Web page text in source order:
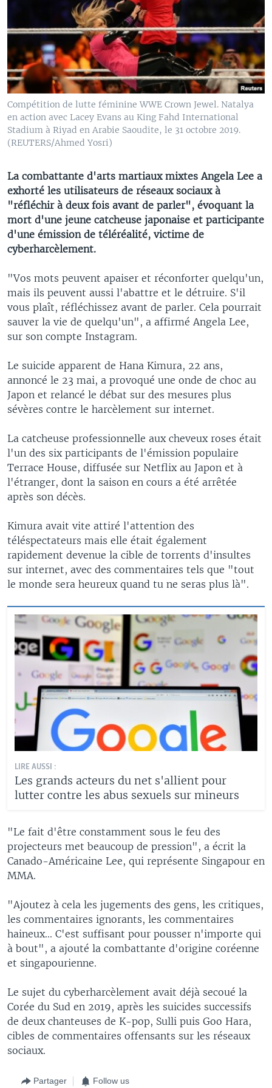
Compétition de lutte féminine WWE Crown Jewel. Natalya
en action avec Lacey Evans au King Fahd International
Stadium à Riyad en Arabie Saoudite, le 31 octobre 2019.
(REUTERS/Ahmed Yosri)
La combattante d'arts martiaux mixtes Angela Lee a
exhorté les utilisateurs de réseaux sociaux à
"réfléchir à deux fois avant de parler", évoquant la
mort d'une jeune catcheuse japonaise et participante
d'une émission de téléréalité, victime de
cyberharcèlement.
"Vos mots peuvent apaiser et réconforter quelqu'un,
mais ils peuvent aussi l'abattre et le détruire. S'il
vous plaît, réfléchissez avant de parler. Cela pourrait
sauver la vie de quelqu'un", a affirmé Angela Lee,
sur son compte Instagram.
Le suicide apparent de Hana Kimura, 22 ans,
annoncé le 23 mai, a provoqué une onde de choc au
Japon et relancé le débat sur des mesures plus
sévères contre le harcèlement sur internet.
La catcheuse professionnelle aux cheveux roses était
l'un des six participants de l'émission populaire
Terrace House, diffusée sur Netflix au Japon et à
l'étranger, dont la saison en cours a été arrêtée
après son décès.
Kimura avait vite attiré l'attention des
téléspectateurs mais elle était également
rapidement devenue la cible de torrents d'insultes
sur internet, avec des commentaires tels que "tout
le monde sera heureux quand tu ne seras plus là".
LIRE AUSSI :
Les grands acteurs du net s'allient pour
lutter contre les abus sexuels sur mineurs
"Le fait d'être constamment sous le feu des
projecteurs met beaucoup de pression", a écrit la
Canado-Américaine Lee, qui représente Singapour en
MMA.
"Ajoutez à cela les jugements des gens, les critiques,
les commentaires ignorants, les commentaires
haineux... C'est suffisant pour pousser n'importe qui
à bout", a ajouté la combattante d'origine coréenne
et singapourienne.
Le sujet du cyberharcèlement avait déjà secoué la
Corée du Sud en 2019, après les suicides successifs
de deux chanteuses de K-pop, Sulli puis Goo Hara,
cibles de commentaires offensants sur les réseaux
sociaux.
Partager Follow us